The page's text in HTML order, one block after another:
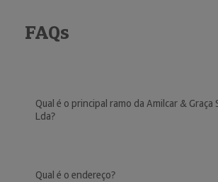
FAQs
Qual é o principal ramo da Amilcar & Graça
Lda?
Qual é o endereço?